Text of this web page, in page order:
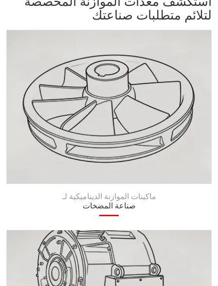
لتلائم متطلبات صناعتك
ماكينات الموازنة الديناميكية لـ
صناعة المضخات